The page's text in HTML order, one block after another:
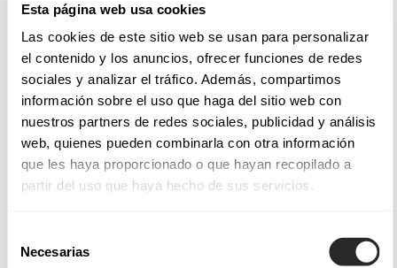
Esta página web usa cookies
Las cookies de este sitio web se usan para personalizar
el contenido y los anuncios, ofrecer funciones de redes
sociales y analizar el tráfico. Además, compartimos
información sobre el uso que haga del sitio web con
nuestros partners de redes sociales, publicidad y análisis
web, quienes pueden combinarla con otra información
que les haya proporcionado o que hayan recopilado a
partir del uso que haya hecho de sus servicios.
Necesarias
Freitag: 10:30–14:00 Uhr, 17:00–20:30 Uhr
Samstag: 10:30–14:00 Uhr, 17:00–20:30 Uhr
Sonntag: Geschlossen
TERMIN VEREINBAREN
KOLLEKTIONEN